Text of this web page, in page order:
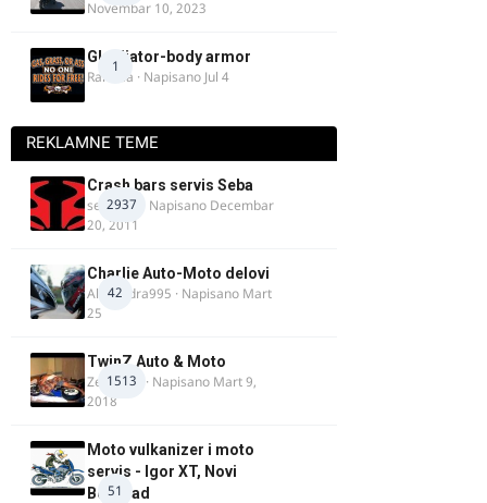
Novembar 10, 2023
1
Gladijator-body armor
Rale-Ča · Napisano Jul 4
REKLAMNE TEME
2937
Crash bars servis Seba
seba011 · Napisano Decembar
20, 2011
42
Charlie Auto-Moto delovi
Alexandra995 · Napisano Mart
25
1513
TwinZ Auto & Moto
Zeljkamp · Napisano Mart 9,
2018
51
Moto vulkanizer i moto
servis - Igor XT, Novi
Beograd